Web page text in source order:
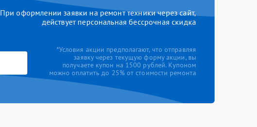
При оформлении заявки на ремонт техники через сайт,
действует персональная бессрочная скидка
*Условия акции предполагают, что отправляя
заявку через текущую форму акции, вы
получаете купон на 1500 рублей. Купоном
можно оплатить до 25% от стоимости ремонта